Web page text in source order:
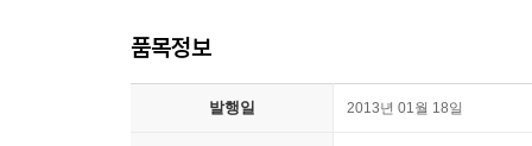
품목정보
발행일 2013년 01월 18일